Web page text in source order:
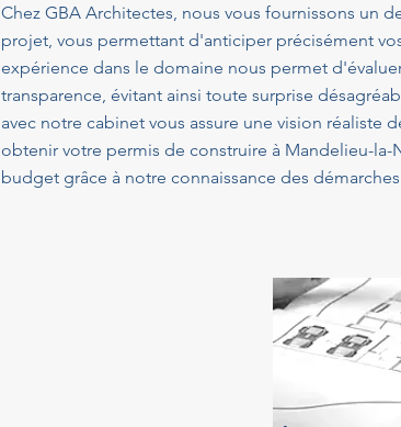
Chez GBA Architectes, nous vous fournissons un
projet, vous permettant d'anticiper précisément
expérience dans le domaine nous permet
transparence, évitant ainsi toute surprise
avec notre cabinet vous assure une vision réaliste
obtenir votre permis de construire à Mandelieu-
budget grâce à notre connaissance des